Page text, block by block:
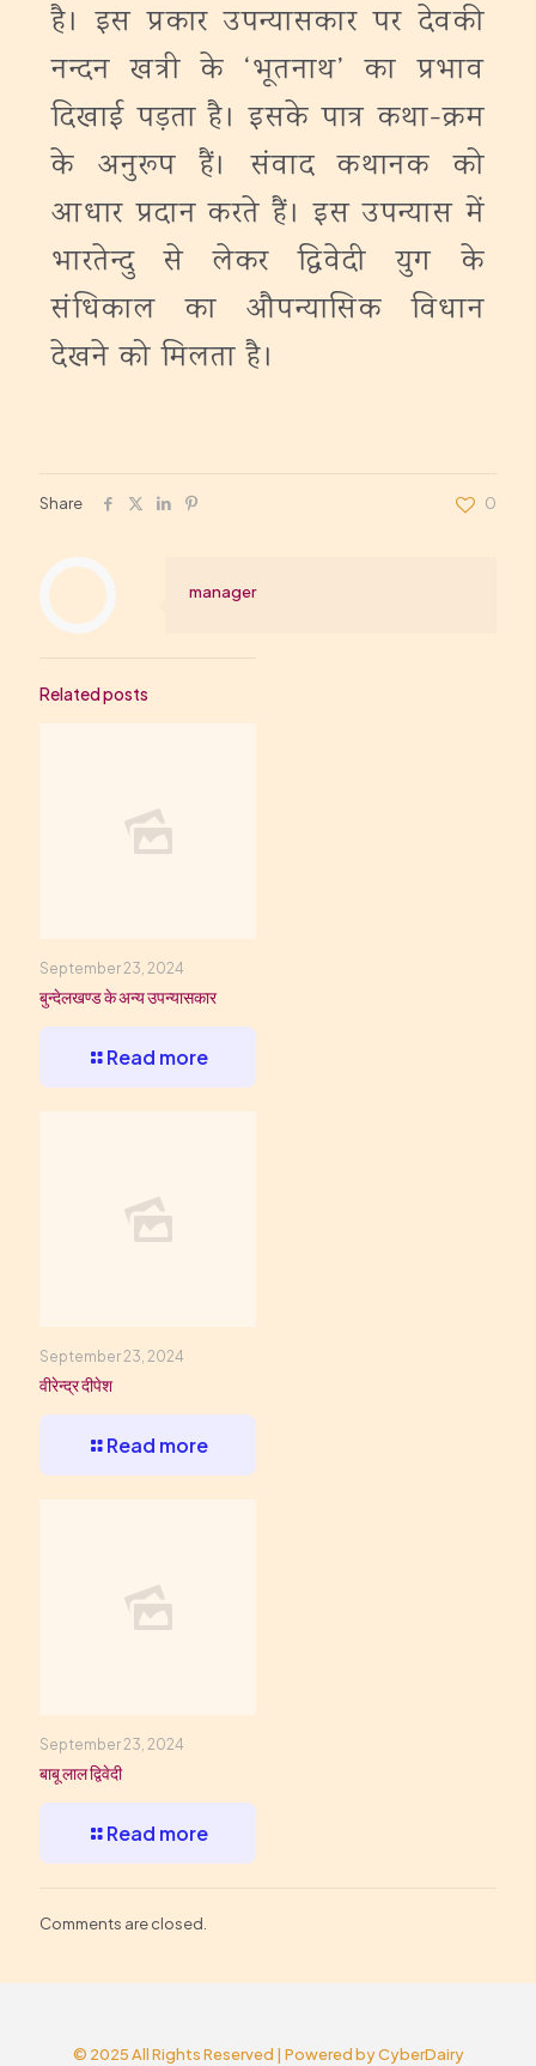
है। इस प्रकार उपन्यासकार पर देवकी
नन्दन खत्री के ‘भूतनाथ’ का प्रभाव
दिखाई पड़ता है। इसके पात्र कथा-क्रम
के अनुरूप हैं। संवाद कथानक को
आधार प्रदान करते हैं। इस उपन्यास में
भारतेन्दु से लेकर द्विवेदी युग के
संधिकाल का औपन्यासिक विधान
देखने को मिलता है।
Share 0
manager
Related posts
September 23, 2024
बुन्देलखण्ड के अन्य उपन्यासकार
Read more
September 23, 2024
वीरेन्द्र दीपेश
Read more
September 23, 2024
बाबू लाल द्विवेदी
Read more
Comments are closed.
© 2025 All Rights Reserved | Powered byCyberDairy